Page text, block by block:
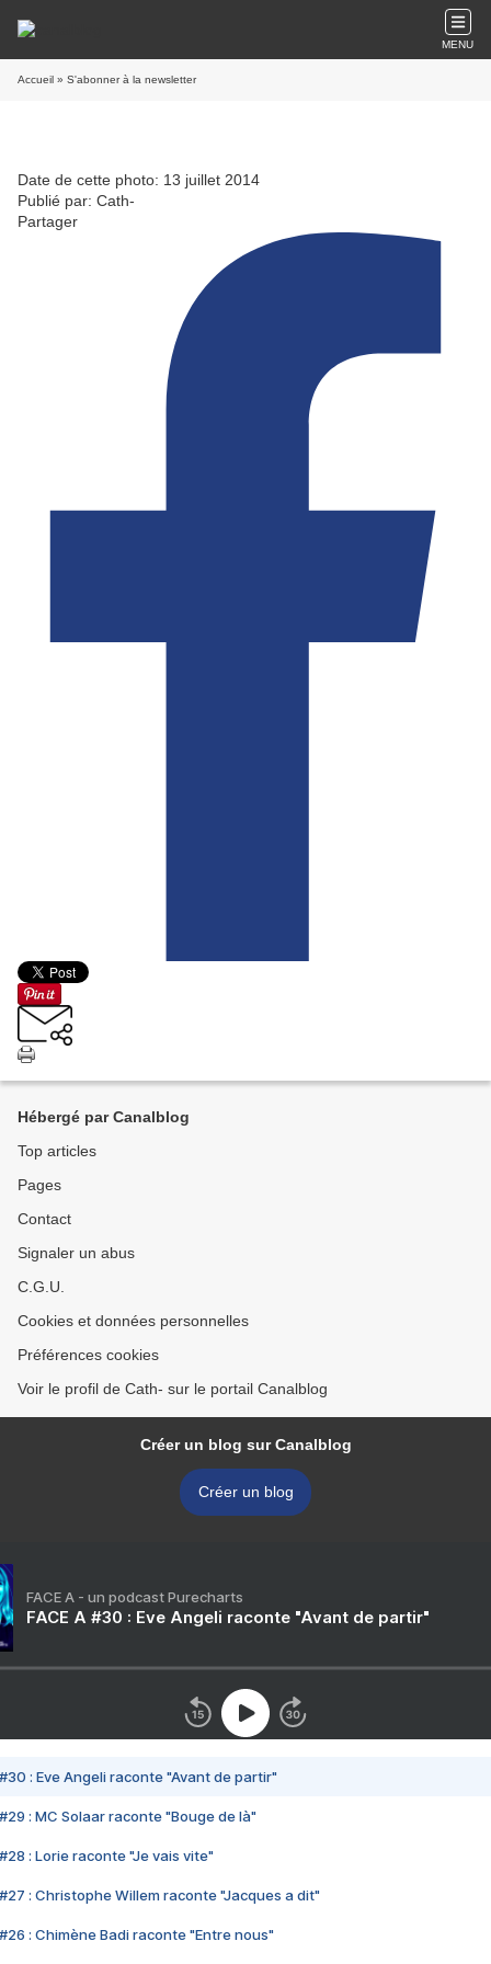
MENU
Accueil » S'abonner à la newsletter
Date de cette photo: 13 juillet 2014
Publié par: Cath-
Partager
Hébergé par Canalblog
Top articles
Pages
Contact
Signaler un abus
C.G.U.
Cookies et données personnelles
Préférences cookies
Voir le profil de Cath- sur le portail Canalblog
Créer un blog sur Canalblog
Créer un blog
FACE A - un podcast Purecharts
FACE A #30 : Eve Angeli raconte "Avant de partir"
#30 : Eve Angeli raconte "Avant de partir"
#29 : MC Solaar raconte "Bouge de là"
#28 : Lorie raconte "Je vais vite"
#27 : Christophe Willem raconte "Jacques a dit"
#26 : Chimène Badi raconte "Entre nous"